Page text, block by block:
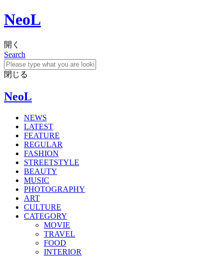
NeoL
開く
Search
閉じる
NeoL
NEWS
LATEST
FEATURE
REGULAR
FASHION
STREETSTYLE
BEAUTY
MUSIC
PHOTOGRAPHY
ART
CULTURE
CATEGORY
MOVIE
TRAVEL
FOOD
INTERIOR